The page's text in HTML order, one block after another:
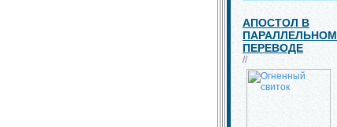
АПОСТОЛ В
ПАРАЛЛЕЛЬНОМ
ПЕРЕВОДЕ
//